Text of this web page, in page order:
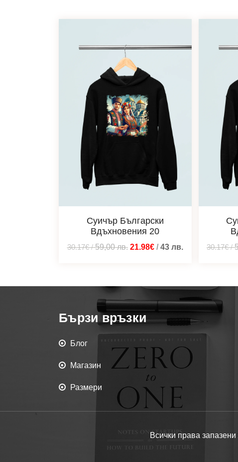
Суичър Български
Вдъхновения 20
30.17€/59,00лв. 21.98€/ 43 лв. 30.17€/
Бързи връзки
Блог
Магазин
Размери
Всички права